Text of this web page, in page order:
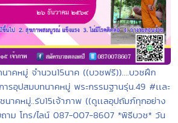
าคหมู่ จำนวน15นาค ((บวชฟรี))....บวชฝึก
ารอุปสมบทนาคหมู่ พระกรรมฐานรุ่น.49 #เเละ
าคหมู่..รับ15เจ้าภาพ ((ดูเเลอุปถัมภ์ทุกอย่าง
าม โทร/ไลน์ 087-007-8607 *พิธีบวช* วัน